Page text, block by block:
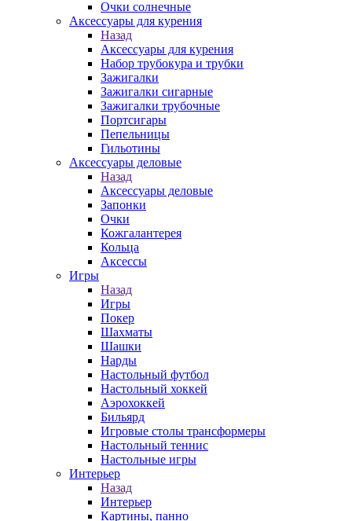
Очки солнечные
Аксессуары для курения
Назад
Аксессуары для курения
Набор трубокура и трубки
Зажигалки
Зажигалки сигарные
Зажигалки трубочные
Портсигары
Пепельницы
Гильотины
Аксессуары деловые
Назад
Аксессуары деловые
Запонки
Очки
Кожгалантерея
Кольца
Аксессы
Игры
Назад
Игры
Покер
Шахматы
Шашки
Нарды
Настольный футбол
Настольный хоккей
Аэрохоккей
Бильярд
Игровые столы трансформеры
Настольный теннис
Настольные игры
Интерьер
Назад
Интерьер
Картины, панно